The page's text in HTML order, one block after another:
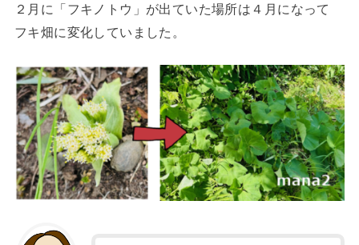
２月に「フキノトウ」が出ていた場所は４月になって
フキ畑に変化していました。